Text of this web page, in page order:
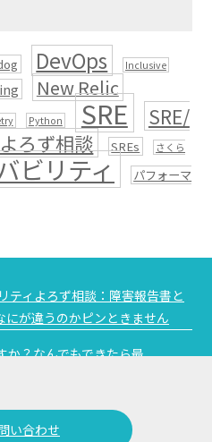
DevOps
Inclusive
New Relic
Python SRE
SRE/
ろず相談
SREs さくら
ビリティ
パフォーマ
ティよろず相談：障害報告書と
にが違うのかピンときません
か？なんでもできたら最
とQA補足 #SHIFT_SRE
い合わせ